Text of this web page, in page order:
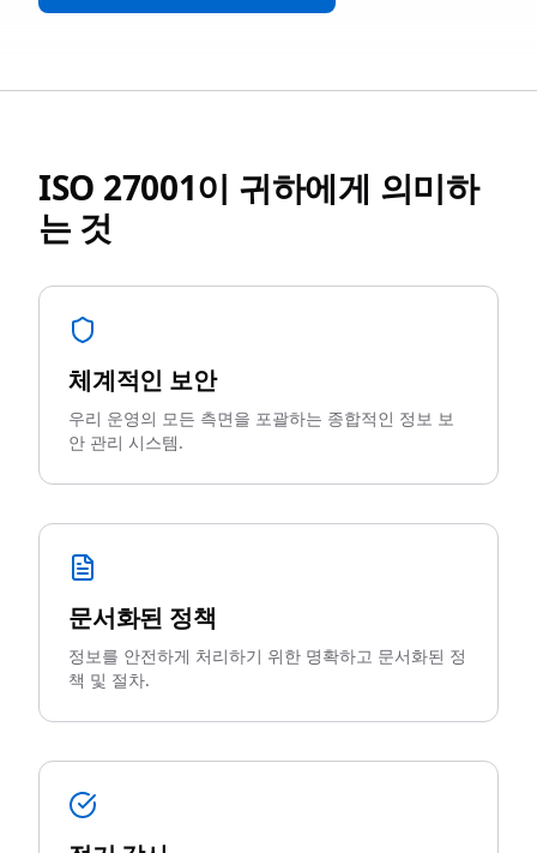
ISO 27001이 귀하에게 의미하
는 것
체계적인 보안
우리 운영의 모든 측면을 포괄하는 종합적인 정보 보
안 관리 시스템.
문서화된 정책
정보를 안전하게 처리하기 위한 명확하고 문서화된 정
책 및 절차.